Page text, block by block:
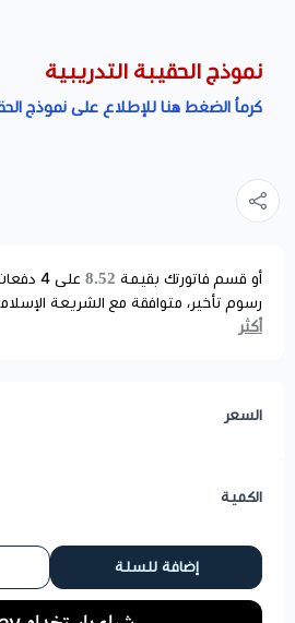
نموذج الحقيبة التدريبية
كرماُ الضغط هنا للإطلاع على نموذج
أو قسم فاتورتك بقيمة 8.52 على 4
رسوم تأخير، متوافقة مع الشريعة
أكثر
السعر
الكمية
إضافة للسلة